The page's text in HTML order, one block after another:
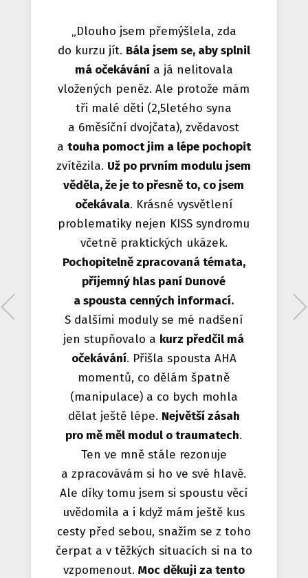
„Dlouho jsem přemýšlela, zda
do kurzu jít. Bála jsem se, aby splnil
má očekávánía já nelitovala
vložených peněz. Ale protože mám
tři malé děti (2,5letého syna
a 6měsíční dvojčata), zvědavost
a touha pomoct jim a lépe pochopit
zvítězila. Už po prvním modulu jsem
věděla, že je to přesně to, co jsem
očekávala. Krásné vysvětlení
problematiky nejen KISS syndromu
včetně praktických ukázek.
Pochopitelně zpracovaná témata,
příjemný hlas paní Dunové
a spousta cenných informací.
S dalšími moduly se mé nadšení
jen stupňovalo a kurz předčil má
očekávání. Přišla spousta AHA
momentů, co dělám špatně
(manipulace) a co bych mohla
dělat ještě lépe. Největší zásah
pro mě měl modul o traumatech.
Ten ve mně stále rezonuje
a zpracovávám si ho ve své hlavě.
Ale díky tomu jsem si spoustu věcí
uvědomila a i když mám ještě kus
cesty před sebou, snažím se z toho
čerpat a v těžkých situacích si na to
vzpomenout. Moc děkuji za tento